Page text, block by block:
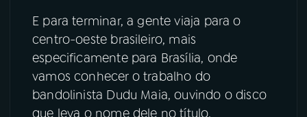
E para terminar, a gente viaja para o
centro-oeste brasileiro, mais
especificamente para Brasília, onde
vamos conhecer o trabalho do
bandolinista Dudu Maia, ouvindo o disco